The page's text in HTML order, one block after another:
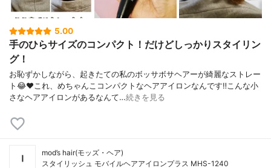
5.00
手のひらサイズのコンパクト！だけどしっかりスタイリン
グ！
お恥ずかしながら、起きたての私のボッサボサヘアーが綺麗なストレー
ト😂❤️これ、めちゃんこコンパクトなヘアアイロンなんです‼︎こんな小
さなヘアアイロンがあるなんて…続きを見る
mod’s hair(モッズ・ヘア)
スタイリッシュ モバイルヘアアイロンプラス MHS-1240